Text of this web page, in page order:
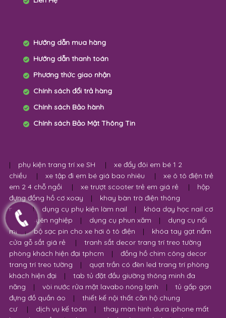
Hướng dẫn mua hàng
Hướng dẫn thanh toán
Phương thức giao nhận
Chính sách đổi trả hàng
Chính sách Bảo hành
Chính sách Bảo Mật Thông Tin
| phụ kiện trang trí xe SH |
xe đẩy đôi em bé 1 2
chiều
| xe tập đi em bé giá bao nhiêu |
xe ô tô điện trẻ
em 2 4 chỗ ngồi
| xe trượt scooter trẻ em giá rẻ |
hộp
đựng đồng hồ cơ xoay
|
khay bàn trà điện thông
minh
| dụng cụ phụ kiện làm nail |
khóa dạy học nail cơ
bản chuyên nghiệp
| dụng cụ phun xăm |
dụng cụ nối
mi
| bộ sạc pin cho xe hơi ô tô điện |
khóa tay gạt nắm
cửa gỗ sắt giá rẻ
|
tranh sắt decor trang trí treo tường
phòng khách hiện đại tphcm
|
đồng hồ chim công decor
trang trí treo tường
|
quạt trần có đèn led trang trí phòng
khách hiện đại
|
tab tủ đặt đầu giường thông minh đa
năng
| vòi nước rửa mặt lavabo nóng lạnh |
tủ gấp gọn
đựng đồ quần áo
|
thiết kế nội thất căn hộ chung
cư
| dịch vụ kế toán |
thay màn hình dura iphone mất